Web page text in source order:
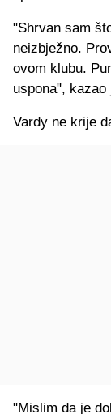
"Shrvan sam
neizbježno.
ovom klubu.
uspona", kazao
Vardy ne krije
"Mislim da je